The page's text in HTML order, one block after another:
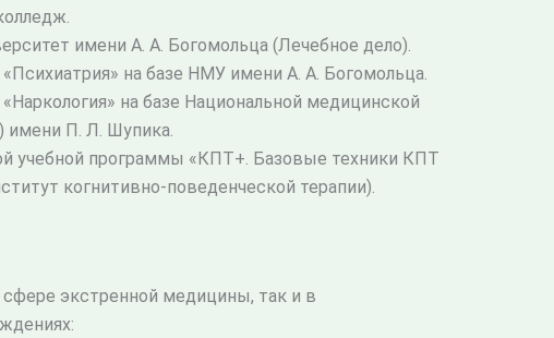
имени А. А. Богомольца (Лечебное дело).
на базе НМУ имени А. А. Богомольца.
на базе Национальной медицинской
имени П. Л. Шупика.
учебной программы «КПТ+. Базовые техники КПТ
когнитивно-поведенческой терапии).
экстренной медицины, так и в